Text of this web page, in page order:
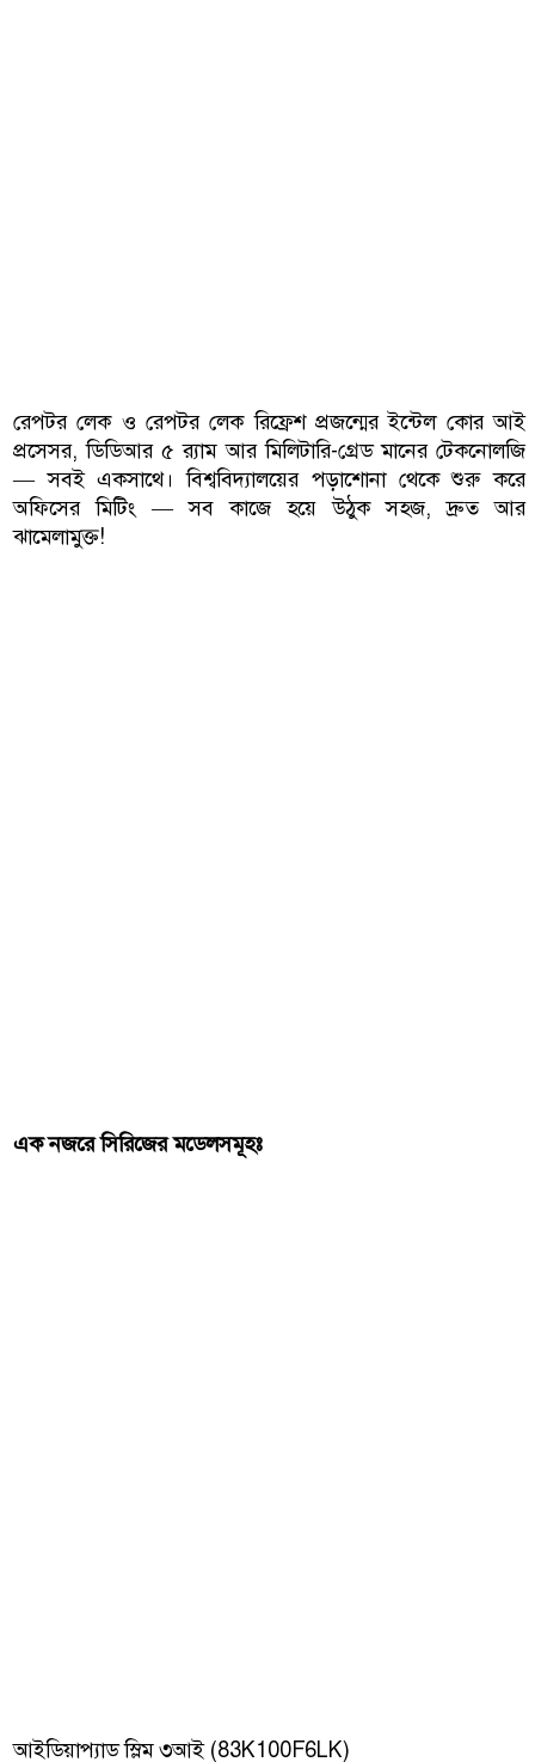
রেপটর লেক ও রেপটর লেক রিফ্রেশ প্রজন্মের ইন্টেল কোর আই
প্রসেসর, ডিডিআর ৫ র‍্যাম আর মিলিটারি-গ্রেড মানের টেকনোলজি
— সবই একসাথে। বিশ্ববিদ্যালয়ের পড়াশোনা থেকে শুরু করে
অফিসের মিটিং — সব কাজে হয়ে উঠুক সহজ, দ্রুত আর
ঝামেলামুক্ত!
এক নজরে সিরিজের মডেলসমূহঃ
আইডিয়াপ্যাড স্লিম ৩আই (83K100F6LK)